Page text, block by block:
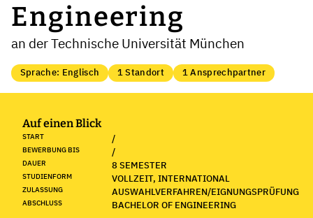
Engineering
an der Technische Universität München
Sprache: Englisch 1 Standort 1 Ansprechpartner
Auf einen Blick
START /
BEWERBUNG BIS /
DAUER 8 SEMESTER
STUDIENFORM VOLLZEIT, INTERNATIONAL
ZULASSUNG AUSWAHLVERFAHREN/EIGNUNGSPRÜFUNG
ABSCHLUSS BACHELOR OF ENGINEERING